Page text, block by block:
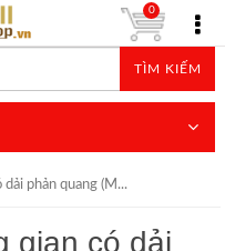
TÌM KIẾM
0
phản quang (M...
gian có dải